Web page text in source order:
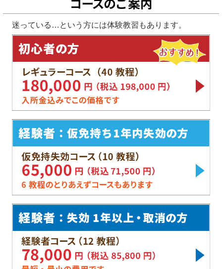
迷っている…という方には体験教習もあります。